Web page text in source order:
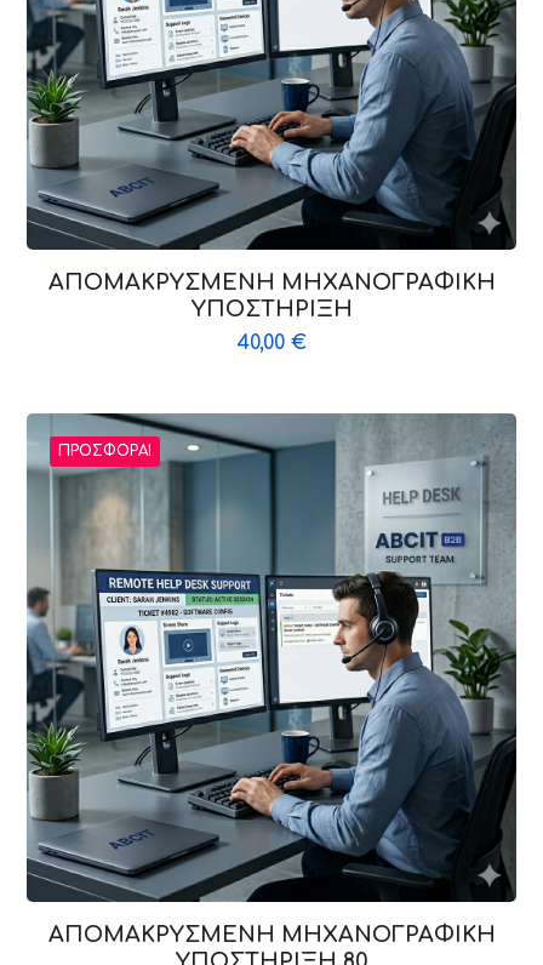
ΑΠΟΜΑΚΡΥΣΜΕΝΗ ΜΗΧΑΝΟΓΡΑΦΙΚΗ
ΥΠΟΣΤΗΡΙΞΗ
40,00 €
ΠΡΟΣΦΟΡΆ!
ΑΠΟΜΑΚΡΥΣΜΕΝΗ ΜΗΧΑΝΟΓΡΑΦΙΚΗ